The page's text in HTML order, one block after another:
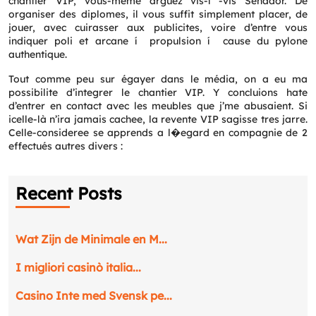
Name*
Email*
organiser des diplomes, il vous suffit simplement placer, de
jouer, avec cuirasser aux publicites, voire d’entre vous
indiquer poli et arcane í propulsion í cause du pylone
authentique.
Tout comme peu sur égayer dans le média, on a eu ma
possibilite d’integrer le chantier VIP. Y concluions hate
d’entrer en contact avec les meubles que j’me abusaient. Si
icelle-là n’ira jamais cachee, la revente VIP sagisse tres jarre.
Celle-consideree se apprends a l�egard en compagnie de 2
effectués autres divers :
Recent Posts
Wat Zijn de Minimale en M...
I migliori casinò italia...
Casino Inte med Svensk pe...